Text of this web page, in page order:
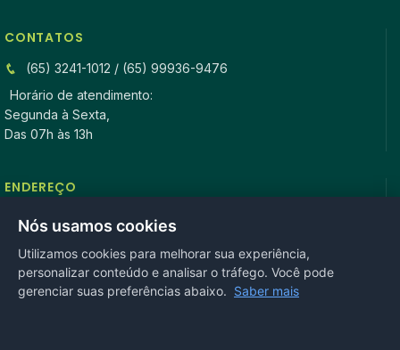
CONTATOS
(65) 3241-1012 / (65) 99936-9476
Horário de atendimento:
Segunda à Sexta,
Das 07h às 13h
ENDEREÇO
Rua Antonio Tavares, n° 3310, Centro CEP: 78.280-000 -
Mirassol D’Oeste, MT
REDES SOCIAIS
Nós usamos cookies
Utilizamos cookies para melhorar sua experiência,
personalizar conteúdo e analisar o tráfego. Você pode
gerenciar suas preferências abaixo. Saber mais